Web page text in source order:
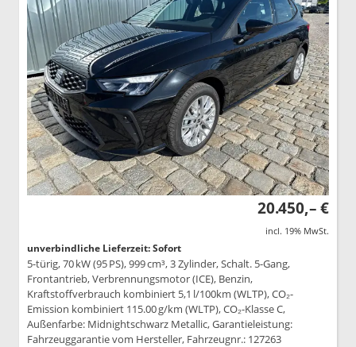
20.450,– €
incl. 19% MwSt.
unverbindliche Lieferzeit: Sofort
5-türig, 70 kW (95 PS), 999 cm³, 3 Zylinder, Schalt. 5-Gang,
Frontantrieb, Verbrennungsmotor (ICE), Benzin,
Kraftstoffverbrauch kombiniert 5,1 l/100km (WLTP), CO₂-
Emission kombiniert 115.00 g/km (WLTP), CO₂-Klasse C,
Außenfarbe: Midnightschwarz Metallic, Garantieleistung:
Fahrzeuggarantie vom Hersteller, Fahrzeugnr.: 127263